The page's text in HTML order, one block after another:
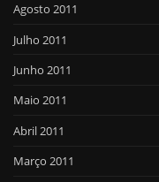
Agosto 2011
Julho 2011
Junho 2011
Maio 2011
Abril 2011
Março 2011